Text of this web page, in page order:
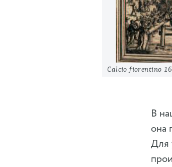
Calcio fiorentino
В
она
Для